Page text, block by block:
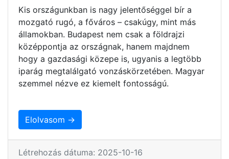
Kis országunkban is nagy jelentőséggel bír a
mozgató rugó, a főváros – csakúgy, mint más
államokban. Budapest nem csak a földrajzi
középpontja az országnak, hanem majdnem
hogy a gazdasági közepe is, ugyanis a legtöbb
iparág megtalálgató vonzáskörzetében. Magyar
szemmel nézve ez kiemelt fontosságú.
Elolvasom →
Létrehozás dátuma: 2025-10-16